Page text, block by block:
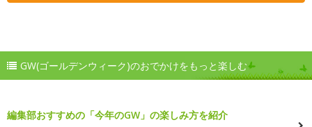
GW(ゴールデンウィーク)のおでかけをもっと楽しむ
編集部おすすめの「今年のGW」の楽しみ方を紹介